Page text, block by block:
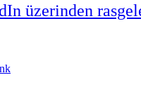
üzerinden